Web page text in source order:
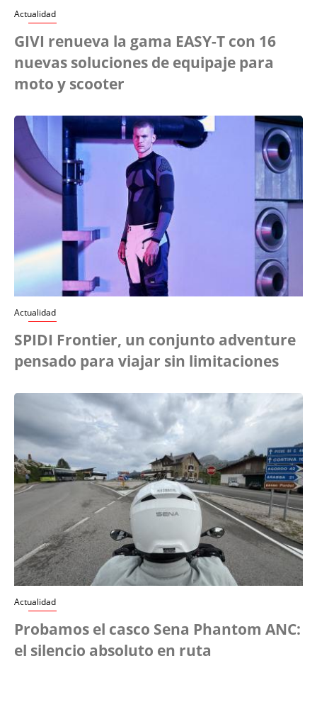
Actualidad
GIVI renueva la gama EASY-T con 16
nuevas soluciones de equipaje para
moto y scooter
Actualidad
SPIDI Frontier, un conjunto adventure
pensado para viajar sin limitaciones
Actualidad
Probamos el casco Sena Phantom ANC:
el silencio absoluto en ruta